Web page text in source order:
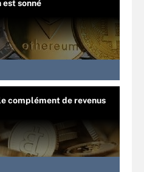
sonné
complément de revenus